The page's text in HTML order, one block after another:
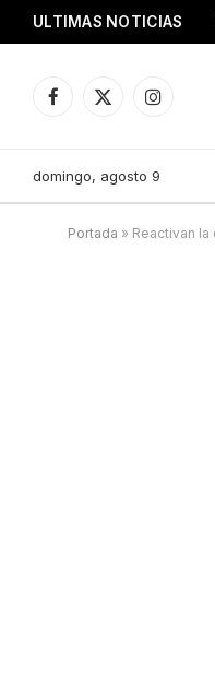
ULTIMAS NOTICIAS
Facebook
X
Instagram
domingo, agosto 9
Portada » Reactivan